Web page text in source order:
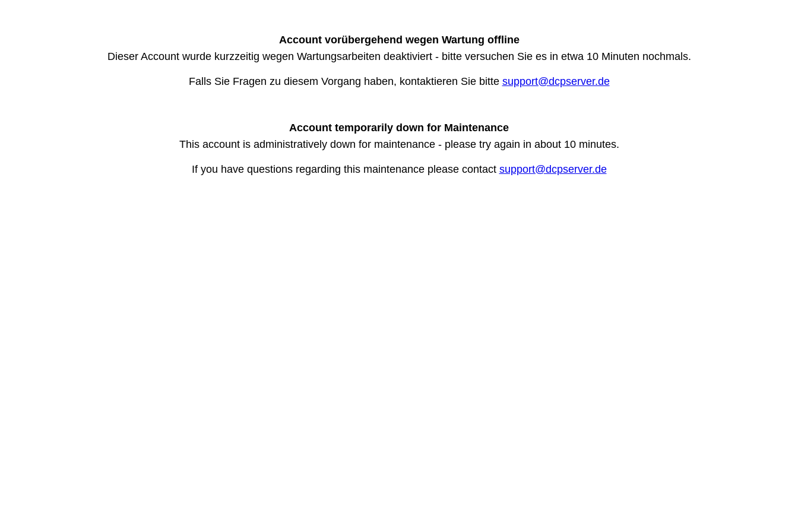
Account vorübergehend wegen Wartung offline
Dieser Account wurde kurzzeitig wegen Wartungsarbeiten deaktiviert - bitte versuchen Sie es in etwa 10 Minuten nochmals.
Falls Sie Fragen zu diesem Vorgang haben, kontaktieren Sie bitte support@dcpserver.de
Account temporarily down for Maintenance
This account is administratively down for maintenance - please try again in about 10 minutes.
If you have questions regarding this maintenance please contact support@dcpserver.de